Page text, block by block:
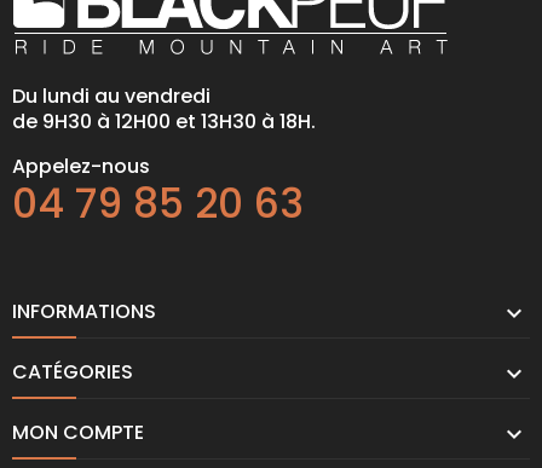
Du lundi au vendredi
de 9H30 à 12H00 et 13H30 à 18H.
Appelez-nous
04 79 85 20 63
INFORMATIONS 
CATÉGORIES 
MON COMPTE 